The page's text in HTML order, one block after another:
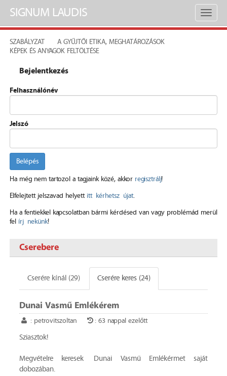
Toggle
SIGNUM LAUDIS
SZABÁLYZAT
A GYŰJTŐI ETIKA, MEGHATÁROZÁSOK
KÉPEK ÉS ANYAGOK FELTÖLTÉSE
Bejelentkezés
Felhasználónév
Jelszó
Belépés
Ha még nem tartozol a tagjaink közé, akkor regisztrálj!
Elfelejtett jelszavad helyett itt kérhetsz újat.
Ha a fentiekkel kapcsolatban bármi kérdésed van vagy problémád merül
fel írj nekünk!
Cserebere
Cserére kínál (29) Cserére keres (24)
Dunai Vasmű Emlékérem
: petrovitszoltan : 63 nappal ezelőtt
Sziasztok!
Megvételre keresek Dunai Vasmű Emlékérmet saját
dobozában.